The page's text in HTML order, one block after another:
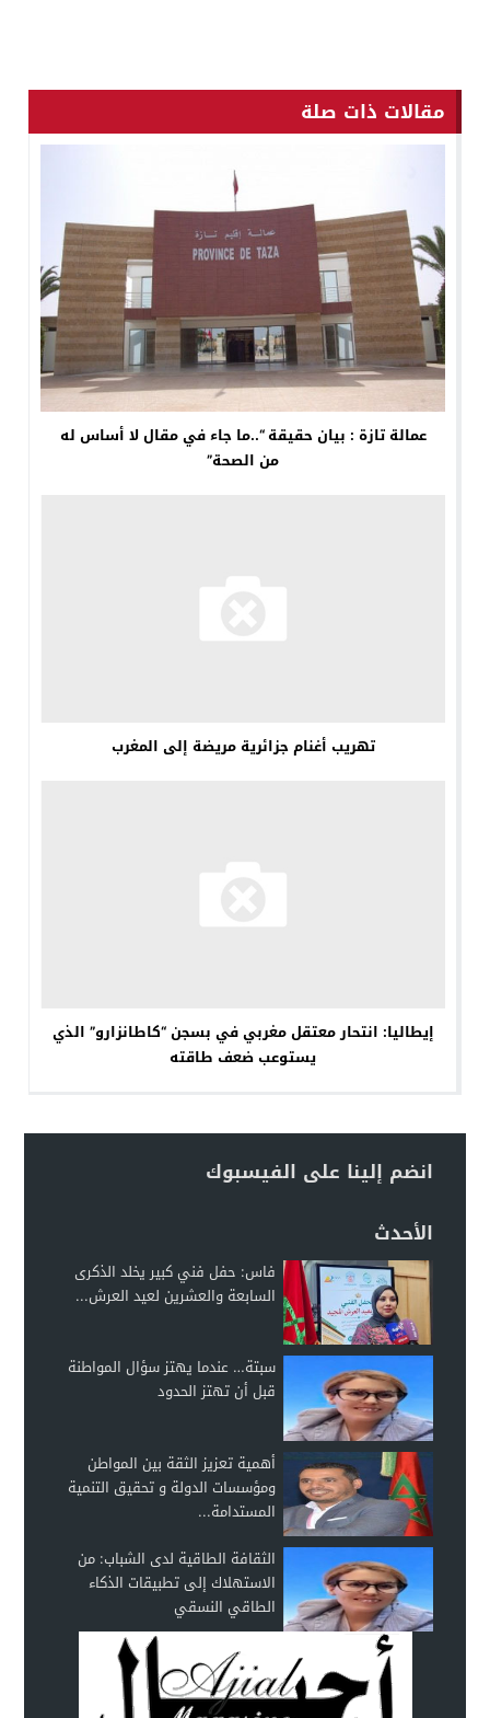
مقالات ذات صلة
عمالة تازة : بيان حقيقة “..ما جاء في مقال لا أساس له
من الصحة”
تهريب أغنام جزائرية مريضة إلى المغرب
إيطاليا: انتحار معتقل مغربي في بسجن “كاطانزارو” الذي
يستوعب ضعف طاقته
انضم إلينا على الفيسبوك
الأحدث
فاس: حفل فني كبير يخلد الذكرى
السابعة والعشرين لعيد العرش...
سبتة… عندما يهتز سؤال المواطنة
قبل أن تهتز الحدود
أهمية تعزيز الثقة بين المواطن
ومؤسسات الدولة و تحقيق التنمية
المستدامة...
الثقافة الطاقية لدى الشباب: من
الاستهلاك إلى تطبيقات الذكاء
الطاقي النسقي